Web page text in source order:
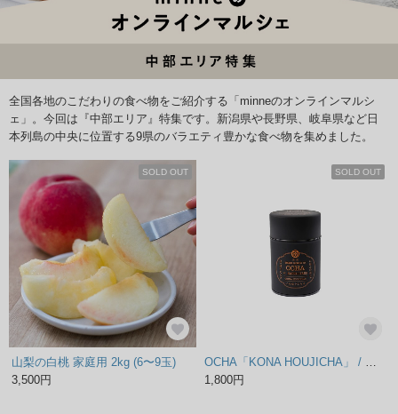
全国各地のこだわりの食べ物をご紹介する「minneのオンラインマルシ
ェ」。今回は『中部エリア』特集です。新潟県や長野県、岐阜県など日
本列島の中央に位置する9県のバラエティ豊かな食べ物を集めました。
SOLD OUT
山梨の白桃 家庭用 2kg (6〜9玉)
3,500円
SOLD OUT
1,800円